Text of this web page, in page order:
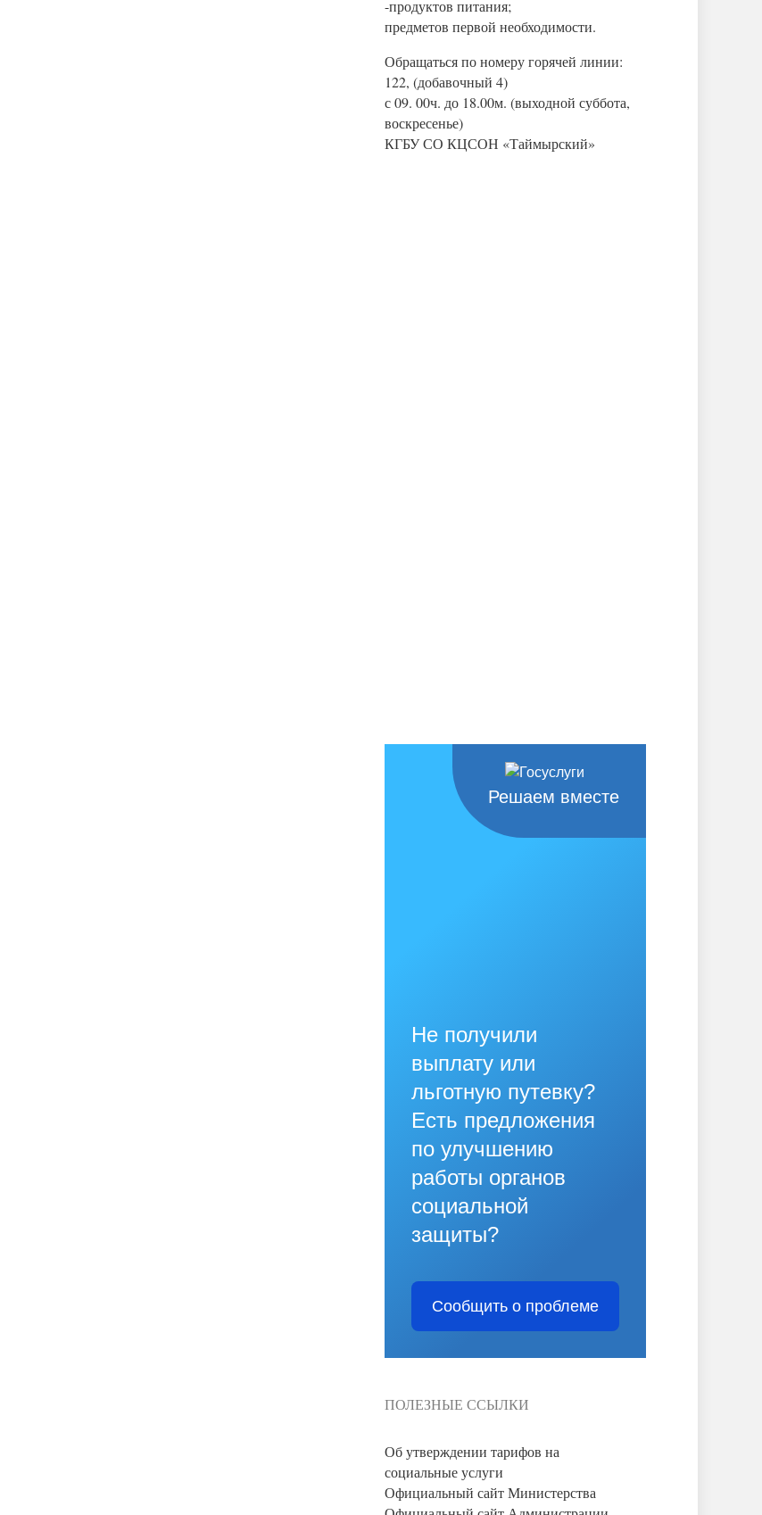
-продуктов питания;
предметов первой необходимости.
Обращаться по номеру горячей линии:
122, (добавочный 4)
с 09. 00ч. до 18.00м. (выходной суббота,
воскресенье)
КГБУ СО КЦСОН «Таймырский»
Решаем вместе
Не получили
выплату или
льготную путевку?
Есть предложения
по улучшению
работы органов
социальной
защиты?
Сообщить о проблеме
ПОЛЕЗНЫЕ ССЫЛКИ
Об утверждении тарифов на
социальные услуги
Официальный сайт Министерства